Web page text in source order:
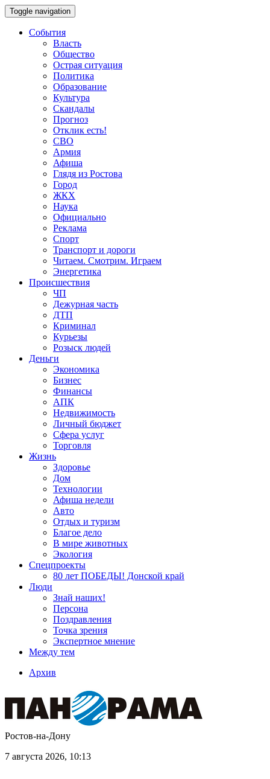
Toggle navigation
События
Власть
Общество
Острая ситуация
Политика
Образование
Культура
Скандалы
Прогноз
Отклик есть!
СВО
Армия
Афиша
Глядя из Ростова
Город
ЖКХ
Наука
Официально
Реклама
Спорт
Транспорт и дороги
Читаем. Смотрим. Играем
Энергетика
Происшествия
ЧП
Дежурная часть
ДТП
Криминал
Курьезы
Розыск людей
Деньги
Экономика
Бизнес
Финансы
АПК
Недвижимость
Личный бюджет
Сфера услуг
Торговля
Жизнь
Здоровье
Дом
Технологии
Афиша недели
Авто
Отдых и туризм
Благое дело
В мире животных
Экология
Спецпроекты
80 лет ПОБЕДЫ! Донской край
Люди
Знай наших!
Персона
Поздравления
Точка зрения
Экспертное мнение
Между тем
Архив
Ростов-на-Дону
7 августа 2026, 10:13